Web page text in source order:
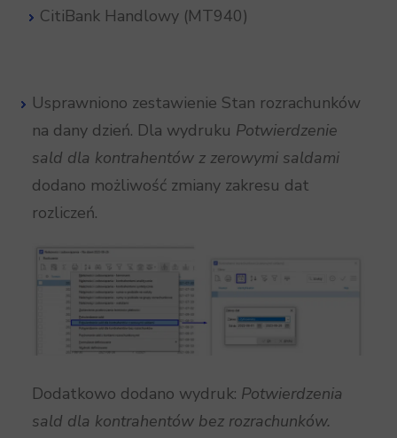
CitiBank Handlowy (MT940)
Usprawniono zestawienie Stan rozrachunków
na dany dzień. Dla wydruku Potwierdzenie
sald dla kontrahentów z zerowymi saldami
dodano możliwość zmiany zakresu dat
rozliczeń.
Dodatkowo dodano wydruk: Potwierdzenia
sald dla kontrahentów bez rozrachunków.